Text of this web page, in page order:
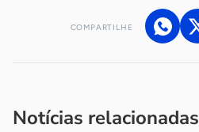
COMPARTILHE
Notícias relacionadas